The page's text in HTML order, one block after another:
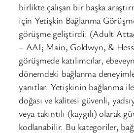
birlikte çalışan bir başka
için Yetişkin Bağlanma
görüşme geliştirdi: (Adult
– AAI; Main, Goldwyn, &
görüşmede katılımcılar,
dönemdeki bağlanma
yanıtlar. Yetişkinin bağlanma
doğası ve kalitesi güvenli,
veya takıntılı (kaygılı) olarak
kodlanabilir. Bu kategoriler,